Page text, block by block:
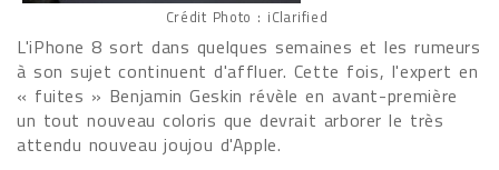
Crédit Photo : iClarified
L'iPhone 8 sort dans quelques semaines et les rumeurs
à son sujet continuent d'affluer. Cette fois, l'expert en
« fuites » Benjamin Geskin révèle en avant-première
un tout nouveau coloris que devrait arborer le très
attendu nouveau joujou d'Apple.